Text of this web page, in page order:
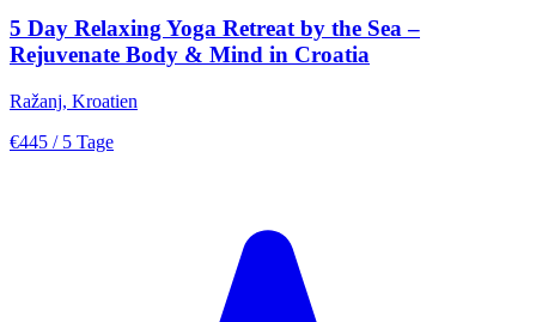
5 Day Relaxing Yoga Retreat by the Sea –
Rejuvenate Body & Mind in Croatia
Ražanj, Kroatien
€445 / 5 Tage